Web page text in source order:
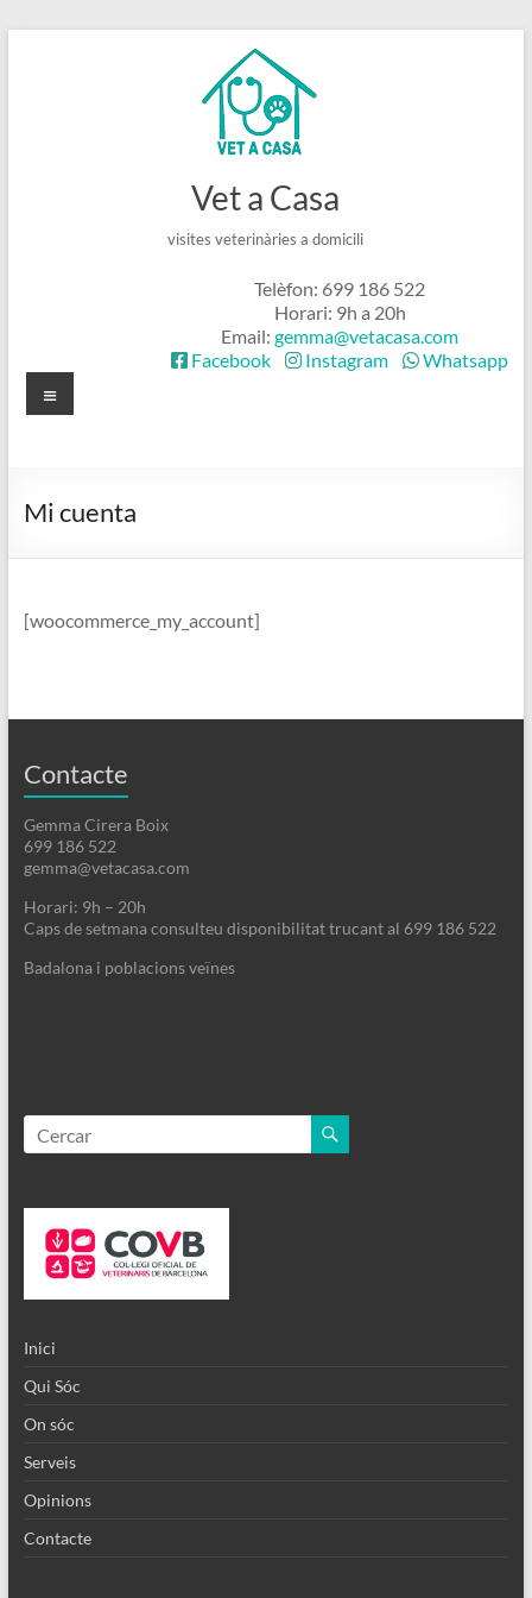
Vet a Casa
visites veterinàries a domicili
Telèfon: 699 186 522
Horari: 9h a 20h
Email:gemma@vetacasa.com
Facebook
Instagram Whatsapp
Menú
Mi cuenta
[woocommerce_my_account]
Contacte
Gemma Cirera Boix
699 186 522
gemma@vetacasa.com
Horari: 9h – 20h
Caps de setmana consulteu disponibilitat trucant al 699 186 522
Badalona i poblacions veïnes
Inici
Qui Sóc
On sóc
Serveis
Opinions
Contacte